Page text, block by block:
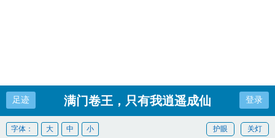
足迹 满门卷王，只有我逍遥成仙 登录
关灯
护眼
字体： 大 中 小